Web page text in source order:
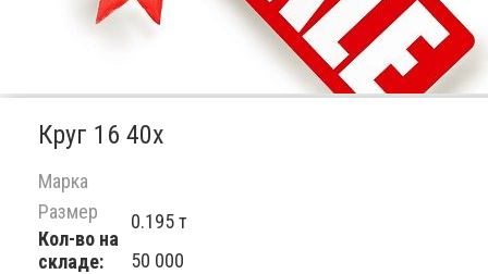
Круг 16 40х
Марка
Размер
Кол-во на
складе:
0.195 т
50 000